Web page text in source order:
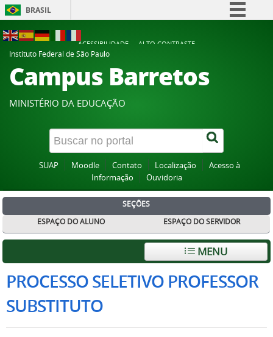
BRASIL
Participe
Acesso à informação
Canais
ACESSIBILIDADE
ALTO CONTRASTE
Instituto Federal de São Paulo
Campus Barretos
MINISTÉRIO DA EDUCAÇÃO
SUAP Moodle Contato Localização
Acesso à
Informação
Ouvidoria
SEÇÕES
ESPAÇO DO ALUNO
ESPAÇO DO SERVIDOR
MENU
PROCESSO SELETIVO PROFESSOR
SUBSTITUTO